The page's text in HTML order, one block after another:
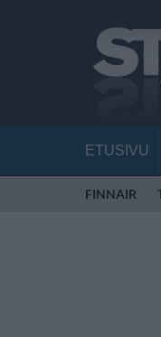
ETUSIVU
FINNAIR